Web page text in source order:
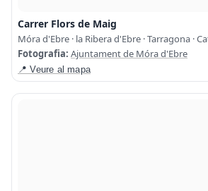
Carrer Flors de Maig
Móra d'Ebre · la Ribera d'Ebre · Tarragona ·
Fotografia: Ajuntament de Móra d'Ebre
📍 Veure al mapa